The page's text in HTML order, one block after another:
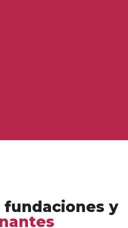
fundaciones y